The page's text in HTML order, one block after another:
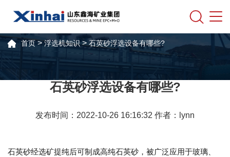
首页>浮选机知识>石英砂浮选设备有哪些?
石英砂浮选设备有哪些?
发布时间：2022-10-26 16:16:32 作者：lynn
石英砂经选矿提纯后可制成高纯石英砂，被广泛应用于玻璃、